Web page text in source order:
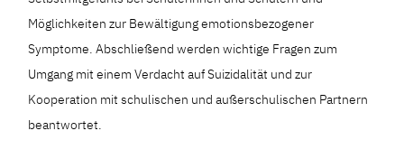
Möglichkeiten zur Bewältigung emotionsbezogener
Symptome. Abschließend werden wichtige Fragen zum
Umgang mit einem Verdacht auf Suizidalität und zur
Kooperation mit schulischen und außerschulischen Partnern
beantwortet.